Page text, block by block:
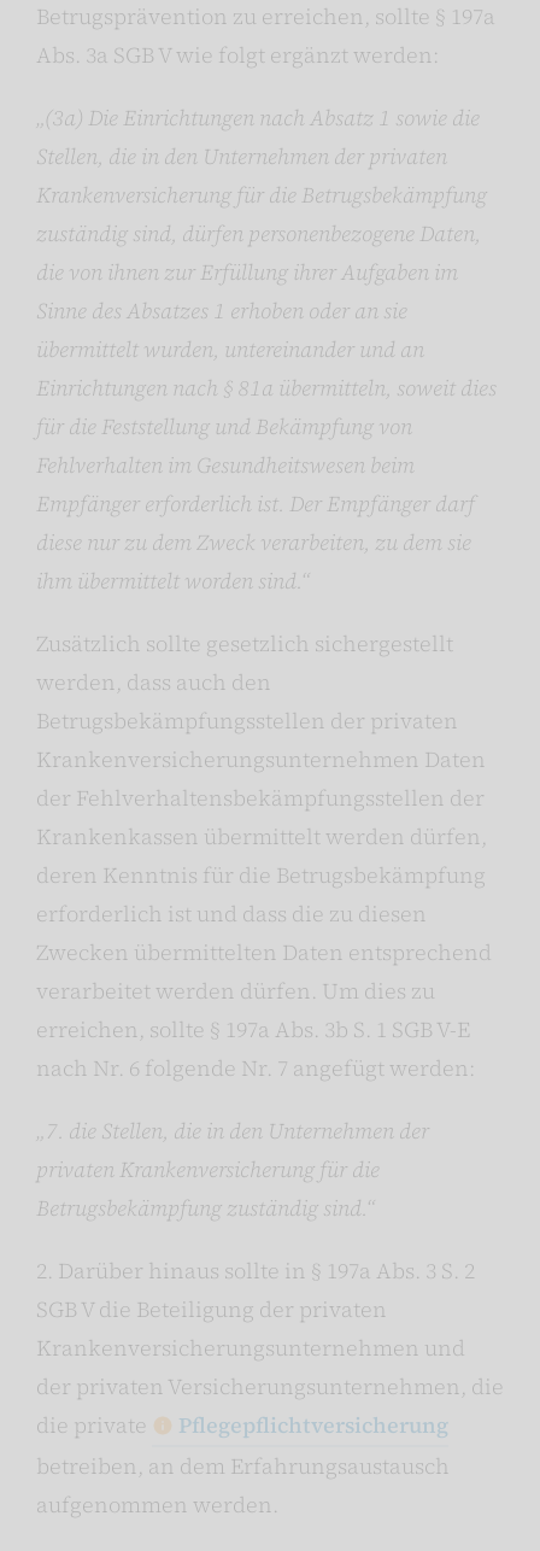
Betrugsprävention zu erreichen, sollte § 197a
Abs. 3a SGB V wie folgt ergänzt werden:
„(3a) Die Einrichtungen nach Absatz 1 sowie die
Stellen, die in den Unternehmen der privaten
Krankenversicherung für die Betrugsbekämpfung
zuständig sind, dürfen personenbezogene Daten,
die von ihnen zur Erfüllung ihrer Aufgaben im
Sinne des Absatzes 1 erhoben oder an sie
übermittelt wurden, untereinander und an
Einrichtungen nach § 81a übermitteln, soweit dies
für die Feststellung und Bekämpfung von
Fehlverhalten im Gesundheitswesen beim
Empfänger erforderlich ist. Der Empfänger darf
diese nur zu dem Zweck verarbeiten, zu dem sie
ihm übermittelt worden sind.“
Zusätzlich sollte gesetzlich sichergestellt
werden, dass auch den
Betrugsbekämpfungsstellen der privaten
Krankenversicherungsunternehmen Daten
der Fehlverhaltensbekämpfungsstellen der
Krankenkassen übermittelt werden dürfen,
deren Kenntnis für die Betrugsbekämpfung
erforderlich ist und dass die zu diesen
Zwecken übermittelten Daten entsprechend
verarbeitet werden dürfen. Um dies zu
erreichen, sollte § 197a Abs. 3b S. 1 SGB V-E
nach Nr. 6 folgende Nr. 7 angefügt werden:
„7. die Stellen, die in den Unternehmen der
privaten Krankenversicherung für die
Betrugsbekämpfung zuständig sind.“
2. Darüber hinaus sollte in § 197a Abs. 3 S. 2
SGB V die Beteiligung der privaten
Krankenversicherungsunternehmen und
der privaten Versicherungsunternehmen, die
die private
Pflegepflichtversicherung
betreiben, an dem Erfahrungsaustausch
aufgenommen werden.